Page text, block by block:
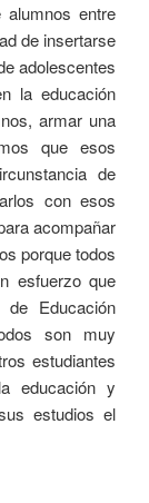
alumnos entre
de insertarse
adolescentes
la educación
armar una
que esos
de
con esos
acompañar
porque todos
esfuerzo que
Educación
son muy
estudiantes
educación y
estudios el